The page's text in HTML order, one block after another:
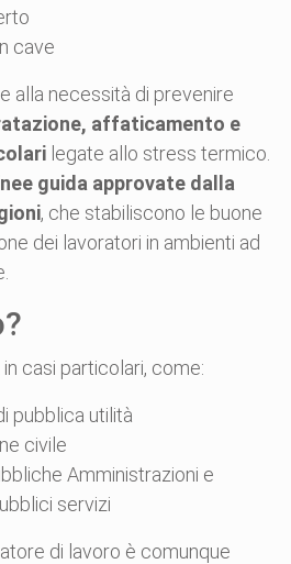
cave
alla necessità di prevenire
affaticamento e
legate allo stress termico.
guida approvate dalla
, che stabiliscono le buone
dei lavoratori in ambienti ad
casi particolari, come:
pubblica utilità
civile
Amministrazioni e
servizi
di lavoro è comunque